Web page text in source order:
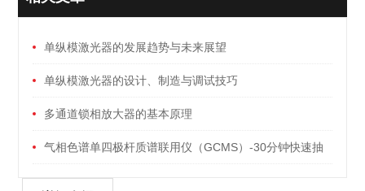
单纵模激光器的发展趋势与未来展望
单纵模激光器的设计、制造与调试技巧
多通道锁相放大器的基本原理
气相色谱单四极杆质谱联用仪（GCMS）-30分钟快速抽
真空！